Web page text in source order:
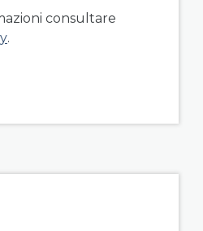
consultare
.